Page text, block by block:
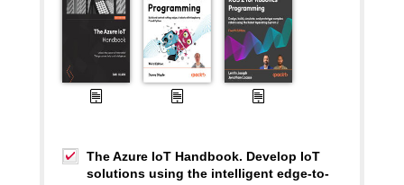
The Azure IoT Handbook. Develop IoT
solutions using the intelligent edge-to-